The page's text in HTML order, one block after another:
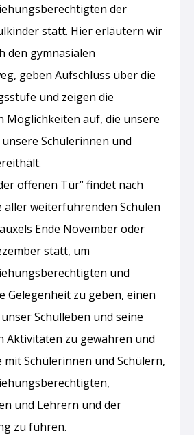
der
statt. Hier erläutern wir
den gymnasialen
geben Aufschluss über die
und zeigen die
Möglichkeiten auf, die unsere
Schülerinnen und
offenen Tür“ findet nach
aller weiterführenden Schulen
Ende November oder
statt, um
und
Gelegenheit zu geben, einen
Schulleben und seine
Aktivitäten zu gewähren und
mit Schülerinnen und Schülern,
und Lehrern und der
zu führen.